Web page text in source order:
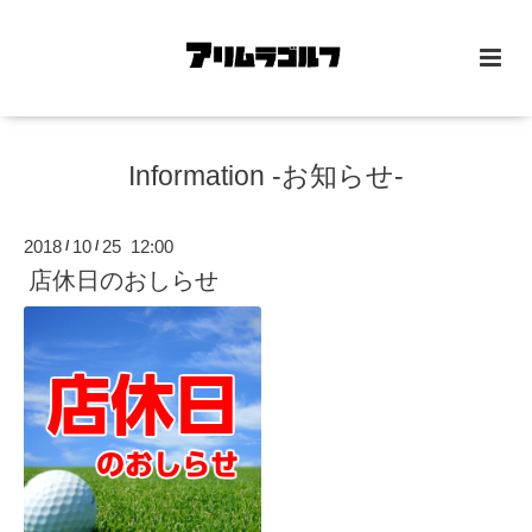
Information -お知らせ-
2018 / 10 / 25 12:00
店休日のおしらせ